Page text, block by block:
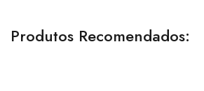
Produtos Recomendados: